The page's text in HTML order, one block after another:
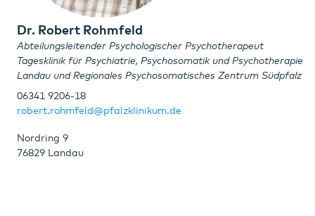
Dr. Robert Rohmfeld
Abteilungsleitender Psychologischer Psychotherapeut
Tagesklinik für Psychiatrie, Psychosomatik und Psychotherapie
Landau und Regionales Psychosomatisches Zentrum Südpfalz
06341 9206-18
robert.rohmfeld@pfalzklinikum.de
Nordring 9
76829 Landau